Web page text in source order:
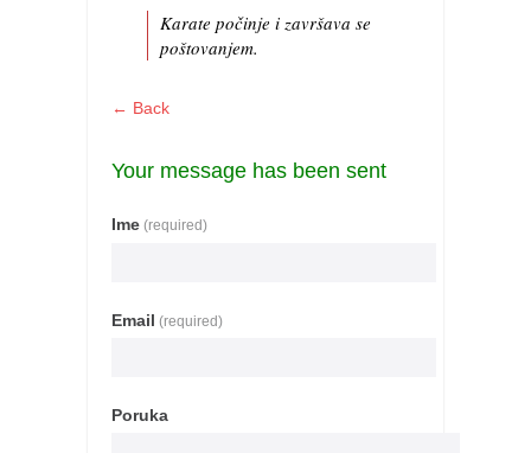
porodične priče
azbuki i knjige
istorija karatea
Karate počinje i završava se
poštovanjem.
← Back
Your message has been sent
Ime (required)
Email (required)
Poruka